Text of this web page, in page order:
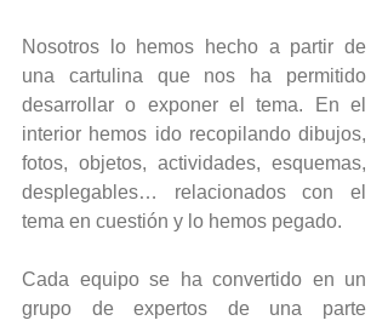
Nosotros lo hemos hecho a partir de
una cartulina que nos ha permitido
desarrollar o exponer el tema. En el
interior hemos ido recopilando dibujos,
fotos, objetos, actividades, esquemas,
desplegables… relacionados con el
tema en cuestión y lo hemos pegado.
Cada equipo se ha convertido en un
grupo de expertos de una parte